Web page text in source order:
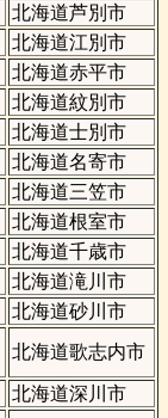
北海道芦別市
北海道江別市
北海道赤平市
北海道紋別市
北海道士別市
北海道名寄市
北海道三笠市
北海道根室市
北海道千歳市
北海道滝川市
北海道砂川市
北海道歌志内市
北海道深川市